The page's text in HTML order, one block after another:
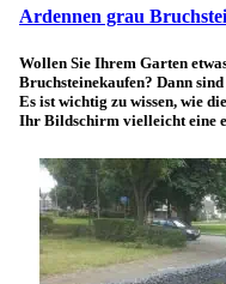
Ardennen grau
Wollen Sie Ihrem Garten
Bruchsteinekaufen? Dann
Es ist wichtig zu wissen, wie
Ihr Bildschirm vielleicht eine